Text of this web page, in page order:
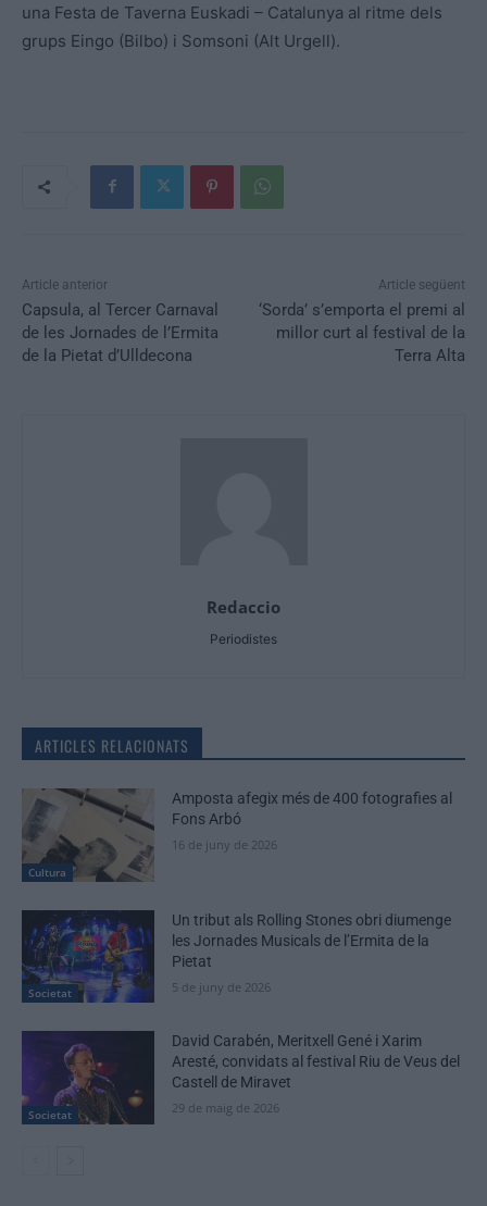
una Festa de Taverna Euskadi – Catalunya al ritme dels
grups Eingo (Bilbo) i Somsoni (Alt Urgell).
Article anterior
Capsula, al Tercer Carnaval
de les Jornades de l’Ermita
de la Pietat d’Ulldecona
Article següent
‘Sorda’ s’emporta el premi al
millor curt al festival de la
Terra Alta
Redaccio
Periodistes
ARTICLES RELACIONATS
Cultura
Amposta afegix més de 400 fotografies al
Fons Arbó
16 de juny de 2026
Societat
Un tribut als Rolling Stones obri diumenge
les Jornades Musicals de l’Ermita de la
Pietat
5 de juny de 2026
Societat
David Carabén, Meritxell Gené i Xarim
Aresté, convidats al festival Riu de Veus del
Castell de Miravet
29 de maig de 2026